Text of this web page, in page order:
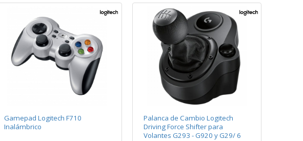
Gamepad Logitech F710
Inalámbrico
Palanca de Cambio Logitech
Driving Force Shifter para
Volantes G293 - G920 y G29/ 6